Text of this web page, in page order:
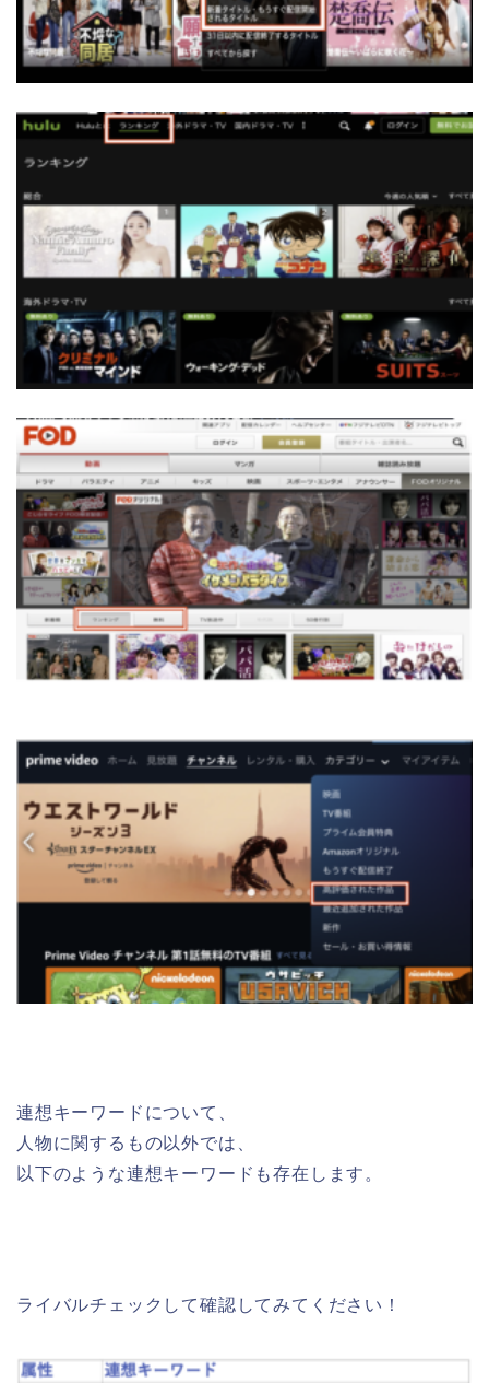
連想キーワードについて、
人物に関するもの以外では、
以下のような連想キーワードも存在します。
ライバルチェックして確認してみてください！